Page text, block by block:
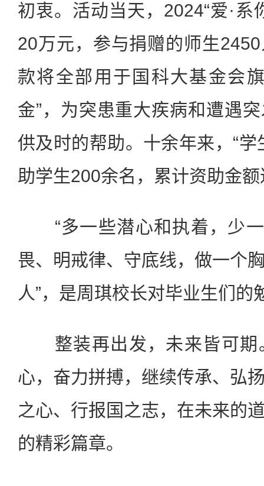
初衷。活动当天，2024“爱·系
20万元，参与捐赠的师生
款将全部用于国科大基金会
金”，为突患重大疾病和遭遇
供及时的帮助。十余年来，“学
助学生200余名，累计资助金
“多一些潜心和执着，少一
畏、明戒律、守底线，做一个
人”，是周琪校长对毕业生们的
整装再出发，未来皆可期
心，奋力拼搏，继续传承、弘
之心、行报国之志，在未来的
的精彩篇章。